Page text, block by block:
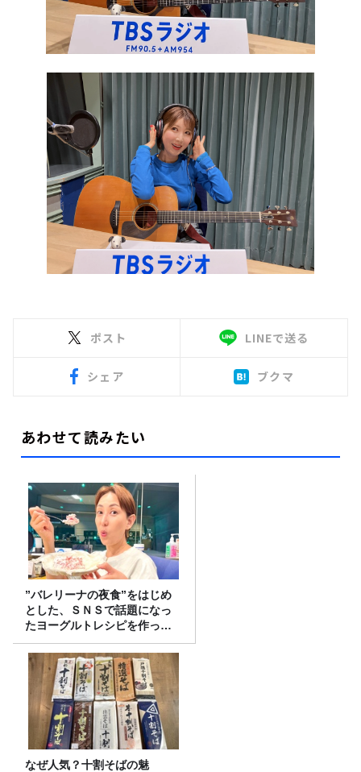
ポスト LINEで送る
シェア ブクマ
あわせて読みたい
”バレリーナの夜食”をはじめ
とした、ＳＮＳで話題になっ
たヨーグルトレシピを作って
みた！
なぜ人気？十割そばの魅